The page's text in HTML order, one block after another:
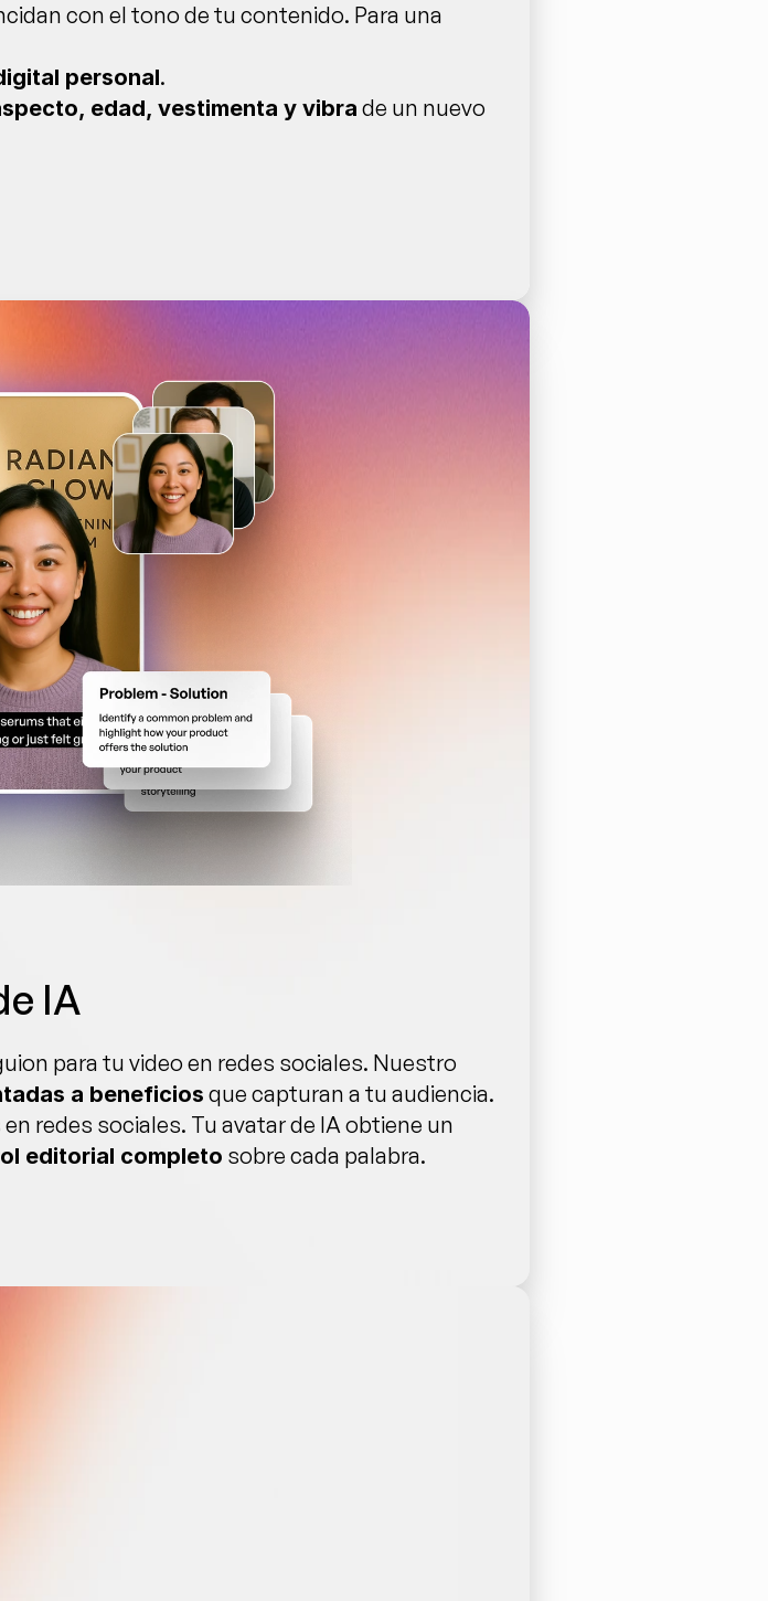
con el tono de tu contenido. Para una
personal.
edad, vestimenta y vibra de un nuevo
IA
para tu video en redes sociales. Nuestro
a beneficios que capturan a tu audiencia.
redes sociales. Tu avatar de IA obtiene un
editorial completo sobre cada palabra.